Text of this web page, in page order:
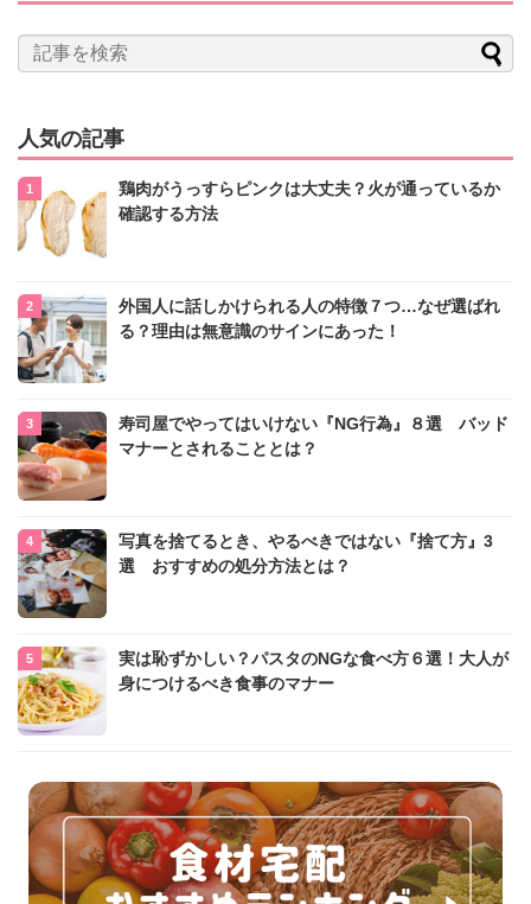
人気の記事
鶏肉がうっすらピンクは大丈夫？火が通っているか
確認する方法
外国人に話しかけられる人の特徴７つ…なぜ選ばれ
る？理由は無意識のサインにあった！
寿司屋でやってはいけない『NG行為』８選 バッド
マナーとされることとは？
写真を捨てるとき、やるべきではない『捨て方』3
選 おすすめの処分方法とは？
実は恥ずかしい？パスタのNGな食べ方６選！大人が
身につけるべき食事のマナー